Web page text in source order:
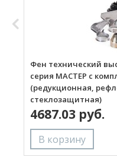
Фен технический
серия МАСТЕР с
(редукционная,
стеклозащитная)
4687.03 руб.